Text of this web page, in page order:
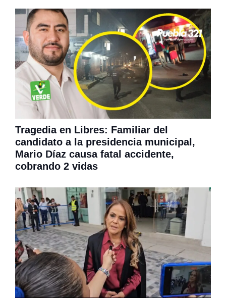
Tragedia en Libres: Familiar del
candidato a la presidencia municipal,
Mario Díaz causa fatal accidente,
cobrando 2 vidas